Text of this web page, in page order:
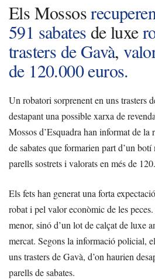
Els Mossos
591 sabates de luxe
trasters de Gavà,
de 120.000 euros.
Un robatori sorprenent en uns trasters
destapant una possible xarxa de
Mossos d’Esquadra han informat de la
de sabates que formarien part d’un
parells sostrets i valorats en més de
Els fets han generat una forta
robat i pel valor econòmic de les
menor, sinó d’un lot de calçat de luxe
mercat. Segons la informació policial,
uns trasters de Gavà, d’on haurien
parells de sabates.